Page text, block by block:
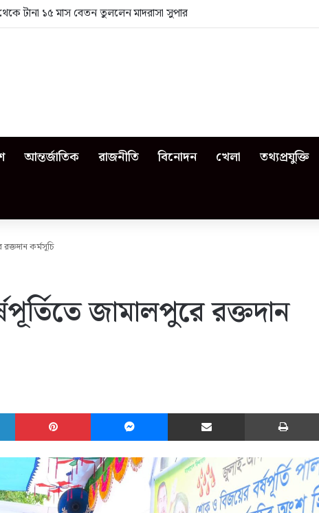
টানা ১৫ মাস বেতন তুললেন মাদরাসা সুপার
আন্তর্জাতিক রাজনীতি বিনোদন খেলা তথ্যপ্রযুক্তি
কর্মসূচি
জামালপুরে রক্তদান
LinkedIn Pinterest Messenger Share via Email